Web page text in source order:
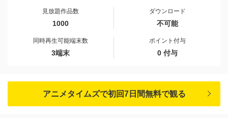
見放題作品数
1000
ダウンロード
不可能
同時再生可能端末数
3端末
ポイント付与
0 付与
アニメタイムズで初回7日間無料で観る